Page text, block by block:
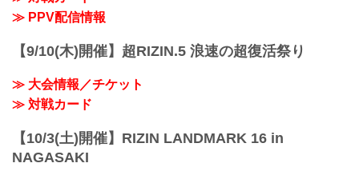
Yogibo presents RIZIN.48 大会概要
≫ PPV配信情報
【9/10(木)開催】超RIZIN.5 浪速の超復活祭り
≫ 大会情報／チケット
≫ 対戦カード
【10/3(土)開催】RIZIN LANDMARK 16 in
NAGASAKI